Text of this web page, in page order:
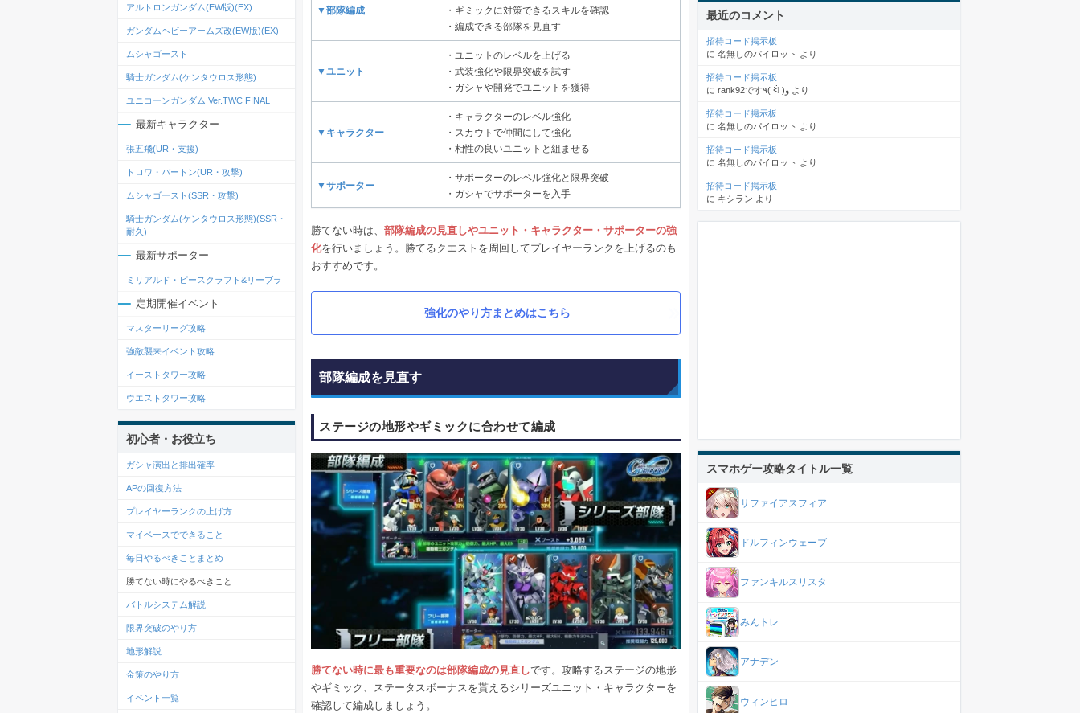
▼部隊編成
・ギミックに対策できるスキルを確認
・編成できる部隊を見直す
▼ユニット
・ユニットのレベルを上げる
・武装強化や限界突破を試す
・ガシャや開発でユニットを獲得
▼キャラクター
・キャラクターのレベル強化
・スカウトで仲間にして強化
・相性の良いユニットと組ませる
▼サポーター
・サポーターのレベル強化と限界突破
・ガシャでサポーターを入手
勝てない時は、 部隊編成の見直しやユニット・キャラクター・サポーターの強
化を行いましょう。勝てるクエストを周回してプレイヤーランクを上げるのも
おすすめです。
強化のやり方まとめはこちら
部隊編成を見直す
ステージの地形やギミックに合わせて編成
勝てない時に最も重要なのは部隊編成の見直しです。攻略するステージの地形
やギミック、ステータスボーナスを貰えるシリーズユニット・キャラクターを
確認して編成しましょう。
アルトロンガンダム(EW版)(EX)
ガンダムヘビーアームズ改(EW版)(EX)
ムシャゴースト
騎士ガンダム(ケンタウロス形態)
ユニコーンガンダム Ver.TWC FINAL
最新キャラクター
張五飛(UR・支援)
トロワ・バートン(UR・攻撃)
ムシャゴースト(SSR・攻撃)
騎士ガンダム(ケンタウロス形態)(SSR・
耐久)
最新サポーター
ミリアルド・ピースクラフト&リーブラ
定期開催イベント
マスターリーグ攻略
強敵襲来イベント攻略
イーストタワー攻略
ウエストタワー攻略
初心者・お役立ち
ガシャ演出と排出確率
APの回復方法
プレイヤーランクの上げ方
マイベースでできること
毎日やるべきことまとめ
勝てない時にやるべきこと
バトルシステム解説
限界突破のやり方
地形解説
金策のやり方
イベント一覧
最近のコメント
招待コード掲示板
に 名無しのパイロット より
招待コード掲示板
に
rank92です٩( ᐛ )و より
招待コード掲示板
に 名無しのパイロット より
招待コード掲示板
に 名無しのパイロット より
招待コード掲示板
に キシラン より
スマホゲー攻略タイトル一覧
サファイアスフィア
ドルフィンウェーブ
ファンキルスリスタ
みんトレ
アナデン
ウィンヒロ